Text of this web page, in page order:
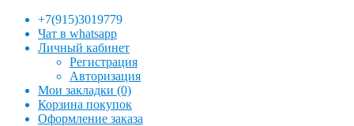
+7(915)3019779
Чат в whatsapp
Личный кабинет
Регистрация
Авторизация
Мои закладки (0)
Корзина покупок
Оформление заказа